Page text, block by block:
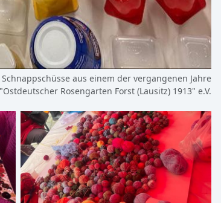
Schnappschüsse aus einem der vergangenen Jahre
Rosengarten Forst (Lausitz) 1913" e.V.